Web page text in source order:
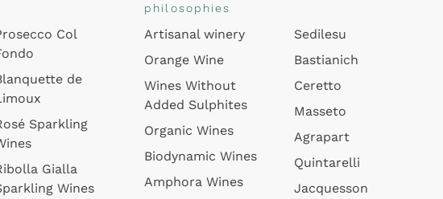
Col
de
Sparkling
Gialla
Wines
philosophies
Artisanal winery
Orange Wine
Wines Without
Added Sulphites
Organic Wines
Biodynamic Wines
Amphora Wines
Sedilesu
Bastianich
Ceretto
Masseto
Agrapart
Quintarelli
Jacquesson